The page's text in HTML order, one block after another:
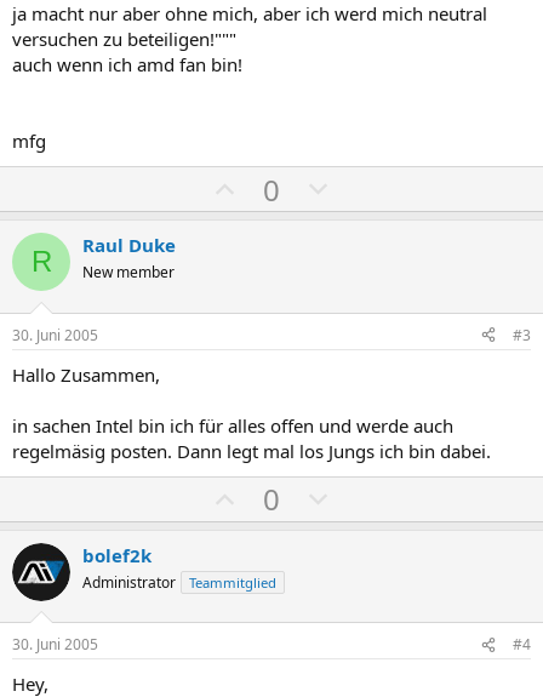
ja macht nur aber ohne mich, aber ich werd mich neutral
versuchen zu beteiligen!"""
auch wenn ich amd fan bin!
mfg
o
t
v
S
t
i
m
m
e
0
e
t
v
S
t
i
m
R Raul Duke
New member
30. Juni 2005 #3
Hallo Zusammen,
in sachen Intel bin ich für alles offen und werde auch
regelmäsig posten. Dann legt mal los Jungs ich bin dabei.
o
i
t
v
0
e
t
v
bolef2k
Administrator Teammitglied
30. Juni 2005 #4
Hey,